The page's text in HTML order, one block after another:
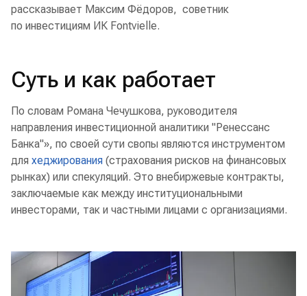
рассказывает Максим Фёдоров, советник
по инвестициям ИК Fontvielle.
Суть и как работает
По словам Романа Чечушкова, руководителя
направления инвестиционной аналитики "Ренессанс
Банка"», по своей сути свопы являются инструментом
для хеджирования (страхования рисков на финансовых
рынках) или спекуляций. Это внебиржевые контракты,
заключаемые как между институциональными
инвесторами, так и частными лицами с организациями.